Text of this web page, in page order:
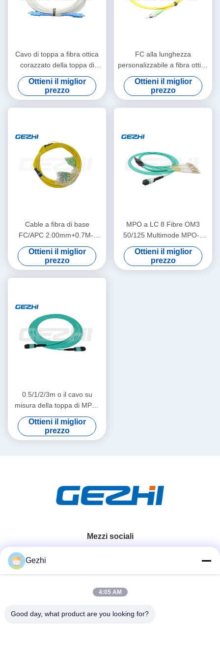
Cavo di toppa a fibra ottica
corazzato della toppa di
singolo modo di serie mista
del cavo
Ottieni il miglior
prezzo
FC alla lunghezza
personalizzabile a fibra ottica
semplice del cavo di toppa di
LC MP per la trasmissione
dei dati
Ottieni il miglior
prezzo
Cable a fibra di base
FC/APC 2.00mm+0.7M--
SC/APC 2.00mm+0.7M
Ottieni il miglior
prezzo
MPO a LC 8 Fibre OM3
50/125 Multimode MPO-8
LC Fibra ottica Patch Cord
Breakout Cable
Ottieni il miglior
prezzo
0.5/1/2/3m o il cavo su
misura della toppa di MPO,
MPO rattoppano i
collegamenti ad alta densità
del cavo OM3
Ottieni il miglior
prezzo
Mezzi sociali
86-755-2377-1707
Gezhi
4:05 AM
Good day, what product are you looking for?